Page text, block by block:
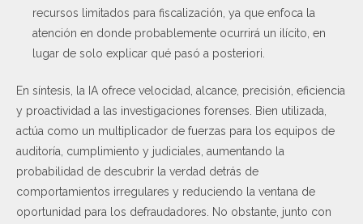
recursos limitados para fiscalización, ya que enfoca la
atención en donde probablemente ocurrirá un ilícito, en
lugar de solo explicar qué pasó a posteriori.
En síntesis, la IA ofrece velocidad, alcance, precisión, eficiencia
y proactividad a las investigaciones forenses. Bien utilizada,
actúa como un multiplicador de fuerzas para los equipos de
auditoría, cumplimiento y judiciales, aumentando la
probabilidad de descubrir la verdad detrás de
comportamientos irregulares y reduciendo la ventana de
oportunidad para los defraudadores. No obstante, junto con